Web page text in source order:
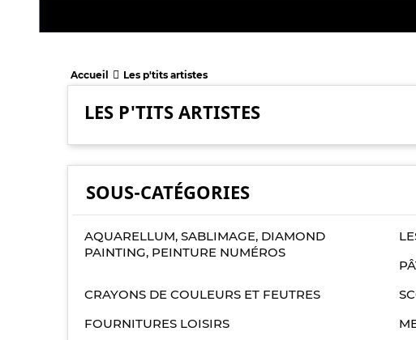
Accueil Les p'tits artistes
LES P'TITS ARTISTES
SOUS-CATÉGORIES
AQUARELLUM, SABLIMAGE, DIAMOND
PAINTING, PEINTURE NUMÉROS
CRAYONS DE COULEURS ET FEUTRES
FOURNITURES LOISIRS